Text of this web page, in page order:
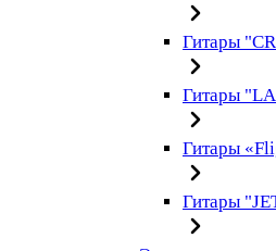
Гитары
Гитары
Гитары
Гитары